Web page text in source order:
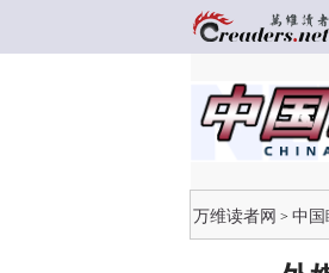
万维读者网 > 中国